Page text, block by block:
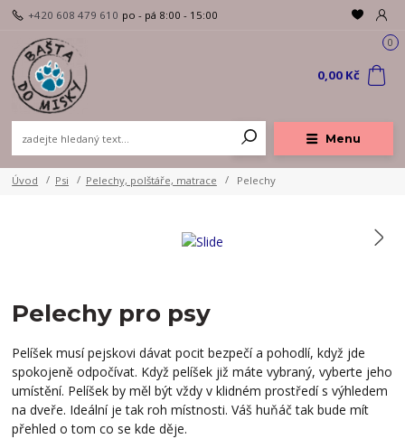
Menu
+420 608 479 610 po - pá 8:00 - 15:00
0
0,00 Kč
Úvod Psi Pelechy, polštáře, matrace Pelechy
Pelechy pro psy
Pelíšek musí pejskovi dávat pocit bezpečí a pohodlí, když jde
spokojeně odpočívat. Když pelíšek již máte vybraný, vyberte jeho
umístění. Pelíšek by měl být vždy v klidném prostředí s výhledem
na dveře. Ideální je tak roh místnosti. Váš huňáč tak bude mít
přehled o tom co se kde děje.